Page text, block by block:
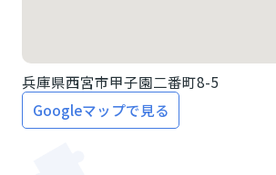
兵庫県西宮市甲子園二番町8-5
Googleマップで見る